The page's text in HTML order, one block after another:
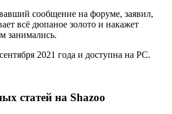
сообщение на форуме, заявил,
всё дюпаное золото и накажет
занимались.
2021 года и доступна на PC.
статей на Shazoo